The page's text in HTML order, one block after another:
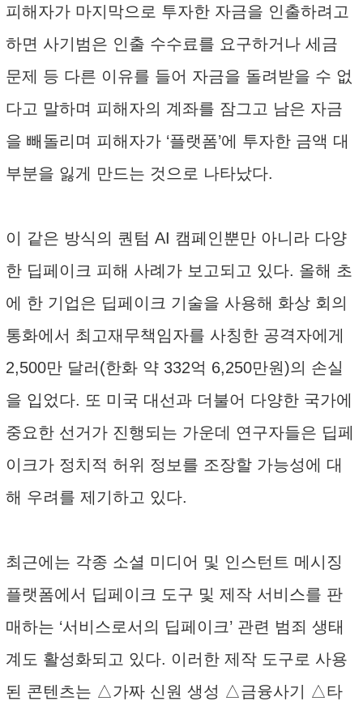
피해자가 마지막으로 투자한 자금을 인출하려고
하면 사기범은 인출 수수료를 요구하거나 세금
문제 등 다른 이유를 들어 자금을 돌려받을 수 없
다고 말하며 피해자의 계좌를 잠그고 남은 자금
을 빼돌리며 피해자가 ‘플랫폼’에 투자한 금액 대
부분을 잃게 만드는 것으로 나타났다.
이 같은 방식의 퀀텀 AI 캠페인뿐만 아니라 다양
한 딥페이크 피해 사례가 보고되고 있다. 올해 초
에 한 기업은 딥페이크 기술을 사용해 화상 회의
통화에서 최고재무책임자를 사칭한 공격자에게
2,500만 달러(한화 약 332억 6,250만원)의 손실
을 입었다. 또 미국 대선과 더불어 다양한 국가에
중요한 선거가 진행되는 가운데 연구자들은 딥페
이크가 정치적 허위 정보를 조장할 가능성에 대
해 우려를 제기하고 있다.
최근에는 각종 소셜 미디어 및 인스턴트 메시징
플랫폼에서 딥페이크 도구 및 제작 서비스를 판
매하는 ‘서비스로서의 딥페이크’ 관련 범죄 생태
계도 활성화되고 있다. 이러한 제작 도구로 사용
된 콘텐츠는 △가짜 신원 생성 △금융사기 △타